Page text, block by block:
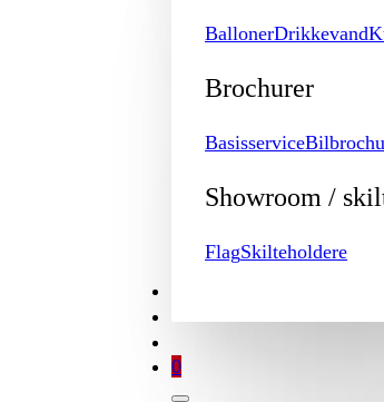
BallonerDrikkevand
Brochurer
Basisservice
Showroom /
FlagSkilteholdere
0